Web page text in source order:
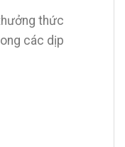
thức
các dịp